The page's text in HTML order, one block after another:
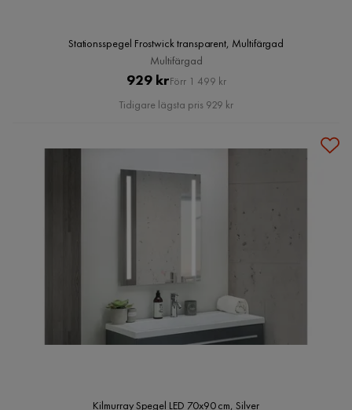
Stationsspegel Frostwick transparent, Multifärgad
Multifärgad
Pris
929 kr Original
Pris
Förr 1 499 kr
Tidigare lägsta pris 929 kr
Kilmurray Spegel LED 70x90 cm, Silver